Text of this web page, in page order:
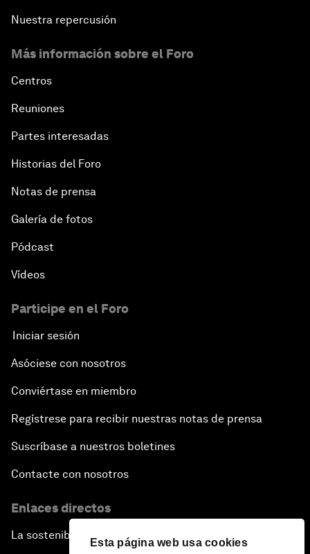
Esta página web usa cookies
Nuestra repercusión
Más información sobre el Foro
Centros
Reuniones
Partes interesadas
Historias del Foro
Notas de prensa
Galería de fotos
Pódcast
Vídeos
Participe en el Foro
Iniciar sesión
Asóciese con nosotros
Conviértase en miembro
Regístrese para recibir nuestras notas de prensa
Suscríbase a nuestros boletines
Contacte con nosotros
Enlaces directos
La sostenibilidad en el Foro